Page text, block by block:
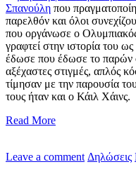
Σπανούλη που
παρελθόν και όλοι
που οργάνωσε ο
γραφτεί στην ιστορία του
έδωσε που έδωσε το παρών
αξέχαστες στιγμές, απλός
τίμησαν με την παρουσία
τους ήταν και ο Κάιλ Χάινς.
Read More
Leave a comment Δηλώσεις